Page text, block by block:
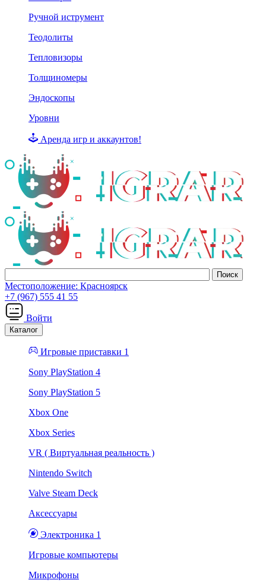
Ручной иструмент
Теодолиты
Тепловизоры
Толщиномеры
Эндоскопы
Уровни
Аренда игр и аккаунтов!
Местоположение: Красноярск
+7 (967) 555 41 55
Войти
Каталог
Игровые приставки 1
Sony PlayStation 4
Sony PlayStation 5
Xbox One
Xbox Series
VR ( Виртуальная реальность )
Nintendo Switch
Valve Steam Deck
Аксессуары
Электроника 1
Игровые компьютеры
Микрофоны